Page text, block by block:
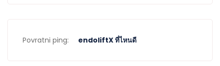
Povratni ping: endoliftX ที่ไหนดี